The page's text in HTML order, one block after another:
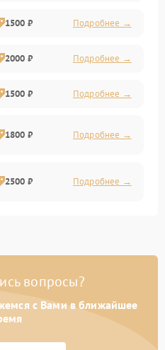
1500 ₽ Подробнее →
2000 ₽ Подробнее →
1500 ₽ Подробнее →
1800 ₽ Подробнее →
2500 ₽ Подробнее →
2200 ₽ Подробнее →
вопросы?
с Вами в ближайшее